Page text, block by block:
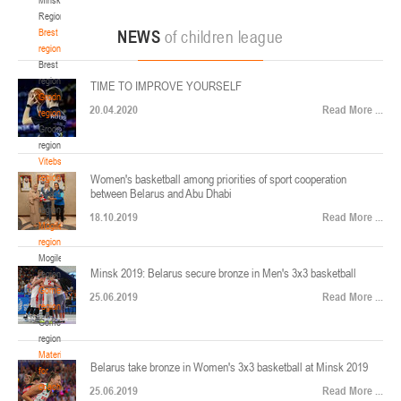
Region
Brest
region
Brest
region
Grodno
region
Grodno
region
Vitebsk
region
Vitebsk
region
Mogilev
region
Mogilev
region
Gomel
region
Gomel
region
Materials
for
coaches
ул. Ленинградская, 4
Минск
Финал четырех – юноши 2014-2015 гг.р., Дивизион 2, 22-24 апреля 2026 г., г.
Минск, ул. Стадионная, 3
U-12, девушки
V тур – девушки 2014-2015 гг.р., Дивизион 1, 17-19 апреля 2026 г., г. Гомель,
ул. Б.Хмельницкого, 118а
Минск
Финал 4-х – девушки 2010-2011 гг.р., Дивизион 2, 14-16 апреля 2026 г., г.
Минск, ул. Стадионная, 3
NEWS of children league
TIME TO IMPROVE YOURSELF
20.04.2020 Read More ...
Women's basketball among priorities of sport cooperation
between Belarus and Abu Dhabi
18.10.2019 Read More ...
Minsk 2019: Belarus secure bronze in Men's 3x3 basketball
25.06.2019 Read More ...
Belarus take bronze in Women's 3x3 basketball at Minsk 2019
25.06.2019 Read More ...